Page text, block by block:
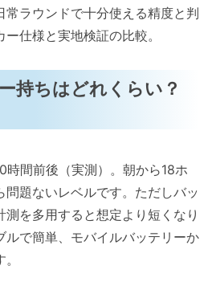
常ラウンドで十分使える精度と判
仕様と実地検証の比較。
持ちはどれくらい？
時間前後（実測）。朝から18ホ
問題ないレベルです。ただしバッ
測を多用すると想定より短くなり
ルで簡単、モバイルバッテリーか